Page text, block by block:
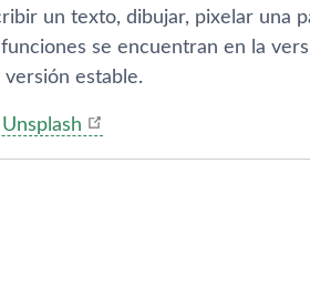
un texto, dibujar, pixelar una
funciones se encuentran en la
versión estable.